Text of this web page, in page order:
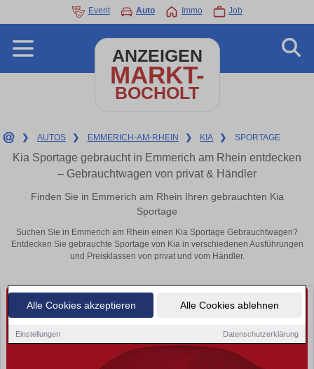
Alle Cookies akzeptieren Alle Cookies ablehnen
Einstellungen Datenschutzerklärung
Event Auto Immo Job
ANZEIGEN
MARKT-
BOCHOLT
❯ AUTOS ❯ EMMERICH-AM-RHEIN ❯ KIA ❯ SPORTAGE
Kia Sportage gebraucht in Emmerich am Rhein entdecken
– Gebrauchtwagen von privat & Händler
Finden Sie in Emmerich am Rhein Ihren gebrauchten Kia
Sportage
Suchen Sie in Emmerich am Rhein einen Kia Sportage Gebrauchtwagen?
Entdecken Sie gebrauchte Sportage von Kia in verschiedenen Ausführungen
und Preisklassen von privat und vom Händler.